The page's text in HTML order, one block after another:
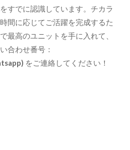
すでに認識しています。チカラ
間に応じてご活躍を完成するた
最高のユニットを手に入れて、
合わせ番号：
をご連絡してください！